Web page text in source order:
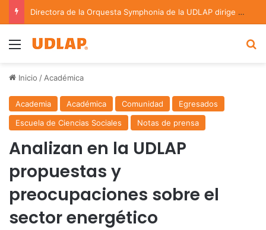
Directora de la Orquesta Symphonia de la UDLAP dirige agrupaciones de talla nacional e internacional
Menu
Inicio / Académica
Academia Académica Comunidad
Egresados
Escuela de Ciencias Sociales
Notas de prensa
Analizan en la UDLAP
propuestas y
preocupaciones sobre el
sector energético